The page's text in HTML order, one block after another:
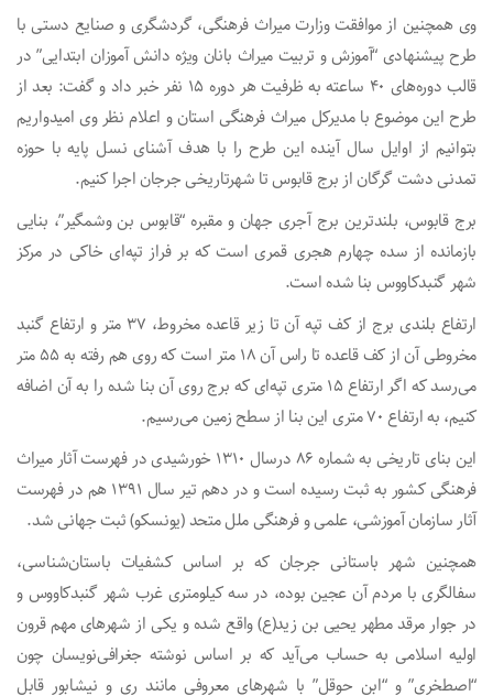
وی همچنین از موافقت وزارت میراث فرهنگی، گردشگری و صنایع دستی با
طرح پیشنهادی “آموزش و تربیت میراث بانان ویژه دانش آموزان ابتدایی” در
قالب دوره‌های ۴۰ ساعته به ظرفیت هر دوره ۱۵ نفر خبر داد و گفت: بعد از
طرح این موضوع با مدیرکل میراث فرهنگی استان و اعلام نظر وی امیدواریم
بتوانیم از اوایل سال آینده این طرح را با هدف آشنای نسل پایه با حوزه
تمدنی دشت گرگان از برج قابوس تا شهرتاریخی جرجان اجرا کنیم.
برج قابوس، بلندترین برج آجری جهان و مقبره “قابوس بن وشمگیر”، بنایی
بازمانده از سده چهارم هجری قمری است که بر فراز تپه‌ای خاکی در مرکز
شهر گنبدکاووس بنا شده‌ است.
ارتفاع بلندی برج از کف تپه آن تا زیر قاعده مخروط، ۳۷ متر و ارتفاع گنبد
مخروطی آن از کف قاعده تا راس آن ۱۸ متر است که روی هم رفته به ۵۵ متر
می‌رسد که اگر ارتفاع ۱۵ متری تپه‌ای که برج روی آن بنا شده را به آن اضافه
کنیم، به ارتفاع ۷۰ متری این بنا از سطح زمین می‌رسیم.
این بنای تاریخی به شماره ۸۶ درسال ۱۳۱۰ خورشیدی در فهرست آثار میراث
فرهنگی کشور به ثبت رسیده است و در دهم تیر سال ۱۳۹۱ هم در فهرست
آثار سازمان آموزشی، علمی و فرهنگی ملل متحد (یونسکو) ثبت جهانی شد.
همچنین شهر باستانی جرجان که بر اساس کشفیات باستان‌شناسی،
سفالگری با مردم آن عجین بوده، در سه کیلومتری غرب شهر گنبدکاووس و
در جوار مرقد مطهر یحیی بن زید(ع) واقع شده و یکی از شهرهای مهم قرون
اولیه اسلامی به حساب می‌آید که بر اساس نوشته جغرافی‌نویسان چون
“اصطخری” و “ابن حوقل” با شهرهای معروفی مانند ری و نیشابور قابل